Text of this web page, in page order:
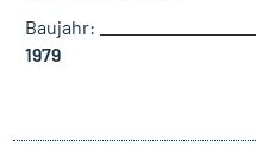
Baujahr:
1979